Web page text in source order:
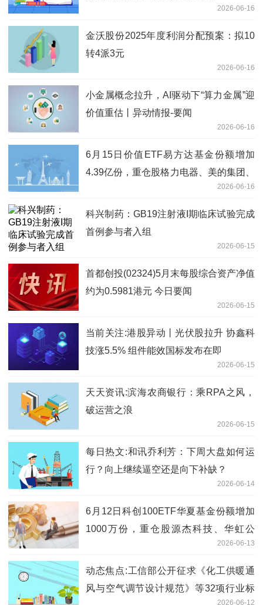
2026-06-16
金沃股份2025年度利润分配预案：拟10
转4派3元
2026-06-16
小金属概念拉升，AI驱动下“算力金属”迎
价值重估丨异动情报-要闻
2026-06-16
6月15日价值ETF易方达基金份额增加
4.39亿份，重仓股格力电器、美的集团、
2026-06-16
科兴制药：GB19注射液I期临床试验完成
首例参与者入组
2026-06-15
首都创投(02324)5月末每股综合资产净值
约为0.5981港元 今日要闻
2026-06-15
当前关注:港股异动丨光伏股拉升 协鑫科
技涨5.5% 组件能效国标发布在即
2026-06-15
天天资讯:滨海农商银行：乘RPA之风，
破运营之浪
2026-06-15
每日热文:和讯乔利芳：下周大盘如何运
行？向上继续逼空还是向下补缺？
2026-06-14
6月12日科创100ETF华夏基金份额增加
1000万份，重仓股源杰科技、华虹公
2026-06-13
动态焦点:工信部公开征求《化工供暖通
风与空气调节设计规范》等32项行业标
2026-06-12